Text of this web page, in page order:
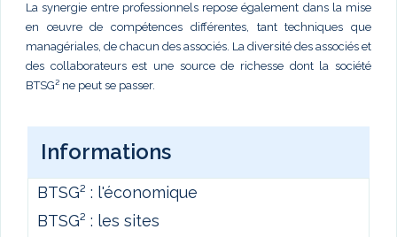
La synergie entre professionnels repose également dans la mise
en œuvre de compétences différentes, tant techniques que
managériales, de chacun des associés. La diversité des associés et
des collaborateurs est une source de richesse dont la société
BTSG² ne peut se passer.
Informations
BTSG² : l'économique
BTSG² : les sites